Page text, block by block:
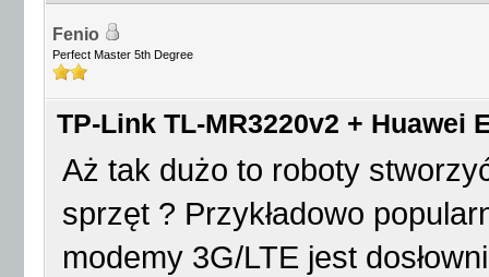
Fenio
Perfect Master 5th Degree
TP-Link TL-MR3220v2 + Huawei
Aż tak dużo to roboty
sprzęt ? Przykładowo
modemy 3G/LTE jest